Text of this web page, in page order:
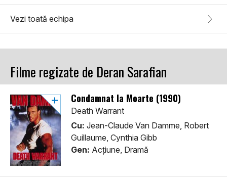
Vezi toată echipa
Filme regizate de Deran Sarafian
Condamnat la Moarte (1990)
Death Warrant
Cu: Jean-Claude Van Damme, Robert
Guillaume, Cynthia Gibb
Gen: Acţiune, Dramă